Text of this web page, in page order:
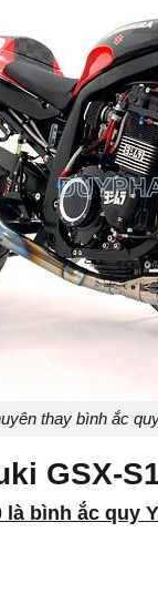
thay bình ắc
GSX-
bình ắc quy